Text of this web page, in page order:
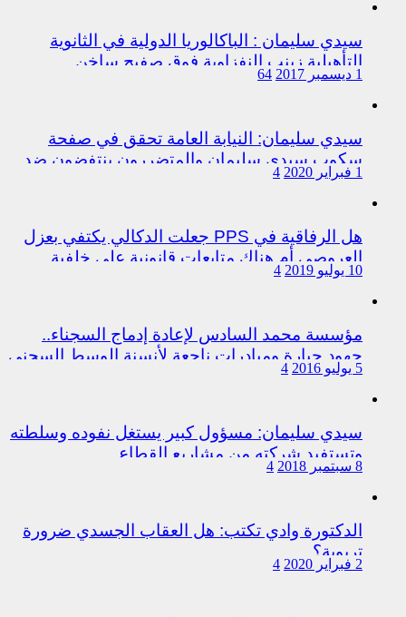
سيدي سليمان : الباكالوريا الدولية في الثانوية
التأهيلية زينب النفزاوية فوق صفيح ساخن
1 ديسمبر 2017 64
سيدي سليمان: النيابة العامة تحقق في صفحة
سكوب سيدي سليمان والمتضررون ينتفضون ضد
المتورطين من رجال الشرطة
1 فبراير 2020 4
هل الرفاقية في PPS جعلت الدكالي يكتفي بعزل
العروصي أم هناك متابعات قانونية على خلفية
اختلالات التسيير بمندوبية سيدي سليمان
10 يوليو 2019 4
مؤسسة محمد السادس لإعادة إدماج السجناء..
جهود جبارة ومبادرات ناجعة لأنسنة الوسط السجني
5 يوليو 2016 4
سيدي سليمان: مسؤول كبير يستغل نفوده وسلطته
وتستفيد شركته من مشاريع القطاع
8 سبتمبر 2018 4
الدكتورة وادي تكتب: هل العقاب الجسدي ضرورة
تربوية؟
2 فبراير 2020 4